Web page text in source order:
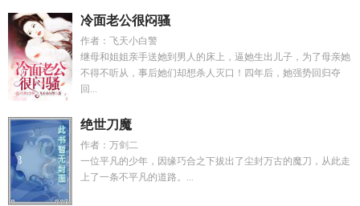
冷面老公很闷骚
作者：飞天小白警
继母和姐姐亲手送她到男人的床上，逼她生出儿子，为了母亲她
不得不听从，事后她们却想杀人灭口！四年后，她强势回归夺
回...
绝世刀魔
作者：万剑二
一位平凡的少年，因缘巧合之下拔出了尘封万古的魔刀，从此走
上了一条不平凡的道路。...